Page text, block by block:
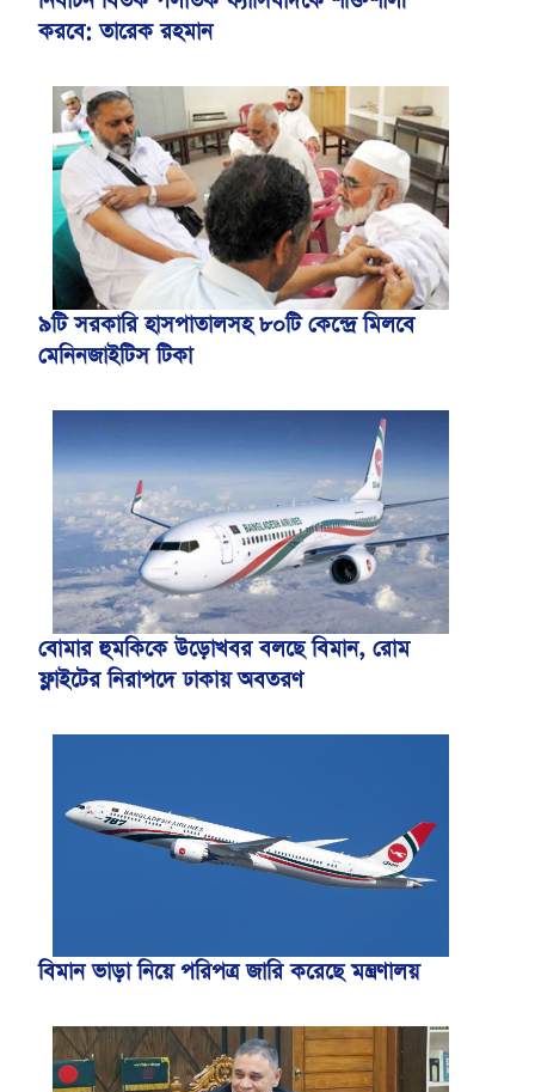
করবে: তারেক রহমান
৯টি সরকারি হাসপাতালসহ ৮০টি কেন্দ্রে মিলবে
মেনিনজাইটিস টিকা
বোমার হুমকিকে উড়োখবর বলছে বিমান, রোম
ফ্লাইটের নিরাপদে ঢাকায় অবতরণ
বিমান ভাড়া নিয়ে পরিপত্র জারি করেছে মন্ত্রণালয়